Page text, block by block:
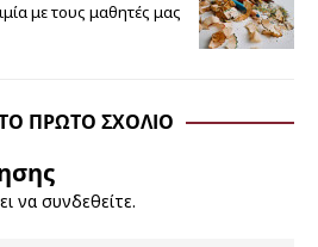
με τους μαθητές μας
ΠΡΏΤΟ ΣΧΌΛΙΟ
να συνδεθείτε.